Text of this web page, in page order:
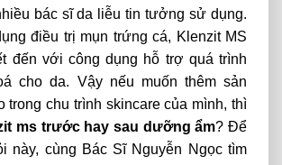
bác sĩ da liễu tin tưởng sử dụng.
điều trị mụn trứng cá, Klenzit MS
đến với công dụng hỗ trợ quá trình
cho da. Vậy nếu muốn thêm sản
trong chu trình skincare của mình, thì
ms trước hay sau dưỡng ẩm? Để
này, cùng Bác Sĩ Nguyễn Ngọc tìm